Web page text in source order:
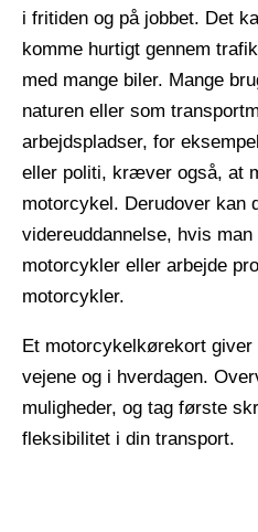
i fritiden og på jobbet. Det
komme hurtigt gennem
med mange biler. Mange
naturen eller som
arbejdspladser, for
eller politi, kræver også, at
motorcykel. Derudover kan
videreuddannelse, hvis
motorcykler eller arbejde
motorcykler.
Et motorcykelkørekort
vejene og i hverdagen.
muligheder, og tag første
fleksibilitet i din transport.